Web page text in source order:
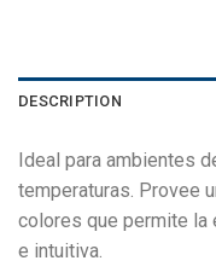
DESCRIPTION
Ideal para ambientes
temperaturas. Provee
colores que permite la
e intuitiva.